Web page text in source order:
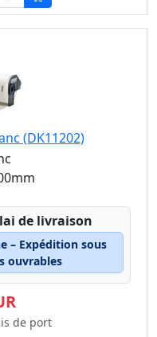
(DK11202)
de livraison
– Expédition sous
ouvrables
de port